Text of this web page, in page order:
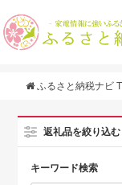
ふるさと納税ナビ
返礼品を絞り込む
キーワード検索